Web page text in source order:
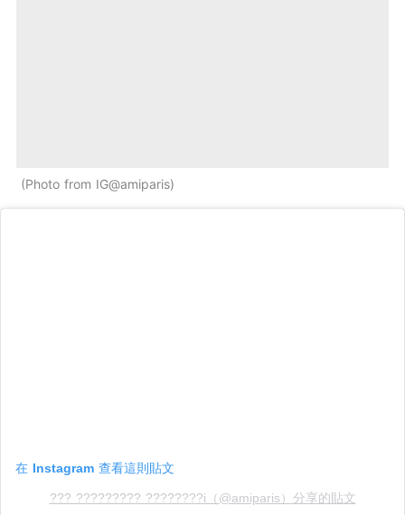
Photo from IG@amiparis
在 Instagram 查看這則貼文
??? ????????? ????????i（@amiparis）分享的貼文